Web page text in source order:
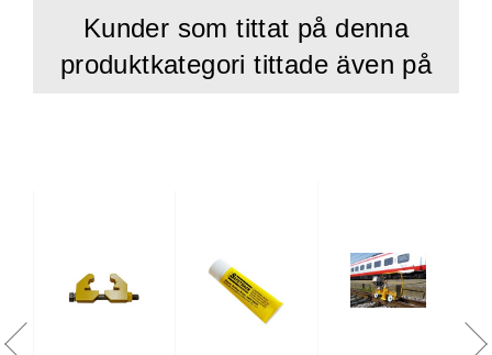
Kunder som tittat på denna
produktkategori tittade även på